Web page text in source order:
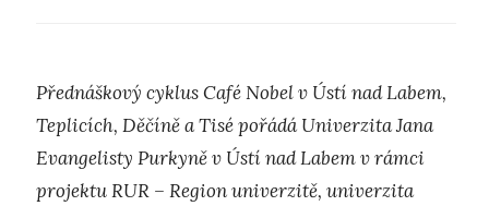
Přednáškový cyklus Café Nobel v Ústí nad Labem,
Teplicích, Děčíně a Tisé pořádá Univerzita Jana
Evangelisty Purkyně v Ústí nad Labem v rámci
projektu RUR – Region univerzitě, univerzita